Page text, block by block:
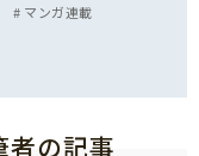
マンガ連載
者の記事